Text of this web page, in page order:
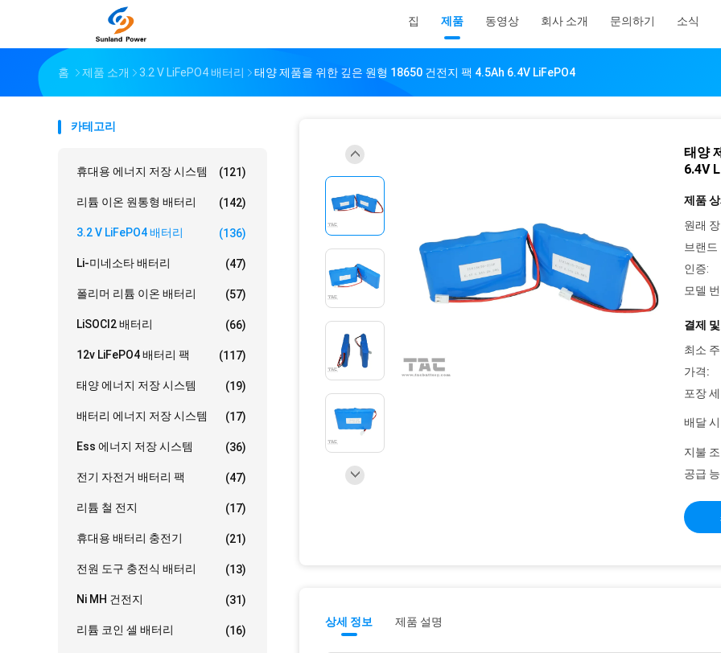
집 제품 동영상 회사 소개 문의하기 소식
홈 제품 소개 3.2 V LiFePO4 배터리 태양 제품을 위한 깊은 원형 18650 건전지 팩 4.5Ah 6.4V LiFePO4
카테고리
휴대용 에너지 저장 시스템 (121)
리튬 이온 원통형 배터리 (142)
3.2 V LiFePO4 배터리 (136)
Li-미네소타 배터리 (47)
폴리머 리튬 이온 배터리 (57)
LiSOCl2 배터리 (66)
12v LiFePO4 배터리 팩 (117)
태양 에너지 저장 시스템 (19)
배터리 에너지 저장 시스템 (17)
Ess 에너지 저장 시스템 (36)
전기 자전거 배터리 팩 (47)
리튬 철 전지 (17)
휴대용 배터리 충전기 (21)
전원 도구 충전식 배터리 (13)
Ni MH 건전지 (31)
리튬 코인 셀 배터리 (16)
태양
6.4V
제품
원래
브랜드
인증:
모델
결제
최소
가격:
포장
배달
지불
공급
상세 정보 제품 설명